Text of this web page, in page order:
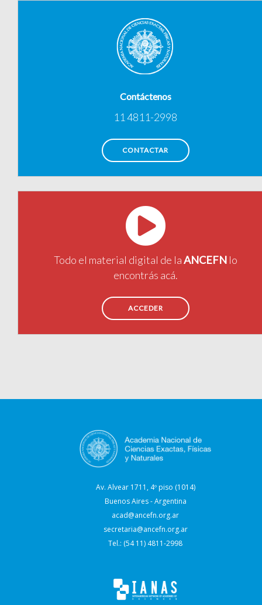
Contáctenos
11 4811-2998
CONTACTAR
Todo el material digital de laANCEFNlo
encontrás acá.
ACCEDER
Av. Alvear 1711, 4º piso (1014)
Buenos Aires - Argentina
acad@ancefn.org.ar
secretaria@ancefn.org.ar
Tel.: (54 11) 4811-2998